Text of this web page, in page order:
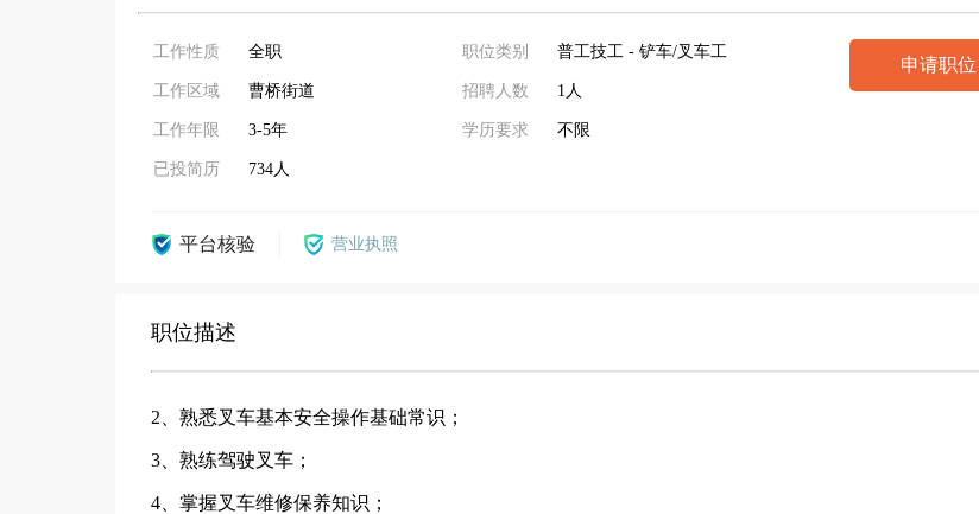
工作性质 全职
工作区域 曹桥街道
工作年限 3-5年
已投简历 734人
职位类别 普工技工 - 铲车/叉车工
招聘人数 1人
学历要求 不限
申请职位
平台核验 营业执照
职位描述
2、熟悉叉车基本安全操作基础常识；
3、熟练驾驶叉车；
4、掌握叉车维修保养知识；